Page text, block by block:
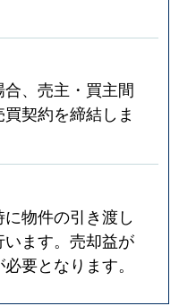
、売主・買主間
契約を締結しま
物件の引き渡し
ます。売却益が
要となります。